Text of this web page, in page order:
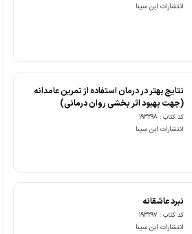
انتشارات ابن سینا
نتایج بهتر در درمان استفاده از تمرین عامدانه
(جهت بهبود اثر بخشی روان درمانی)
کد کتاب : 193298
انتشارات ابن سینا
نبرد عاشقانه
کد کتاب : 193297
انتشارات ابن سینا